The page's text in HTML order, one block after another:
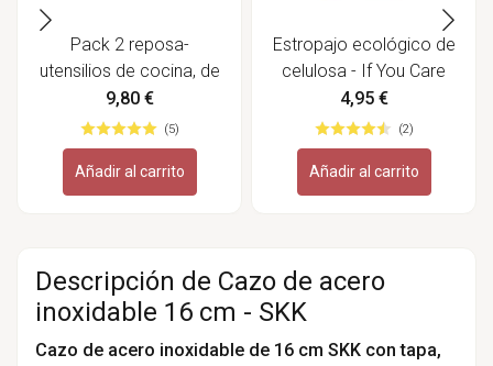
Pack 2 reposa-
utensilios de cocina, de
silicona platino
9,80 €
(5)
Añadir al carrito
Estropajo ecológico de
celulosa - If You Care
4,95 €
(2)
Añadir al carrito
Descripción de Cazo de acero
inoxidable 16 cm - SKK
Cazo de acero inoxidable de 16 cm SKK con tapa,